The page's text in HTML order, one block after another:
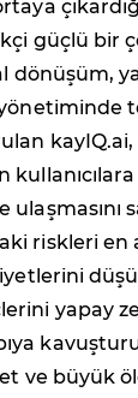
güçlü bir
dönüşüm,
riskleri en
yapay
ve büyük